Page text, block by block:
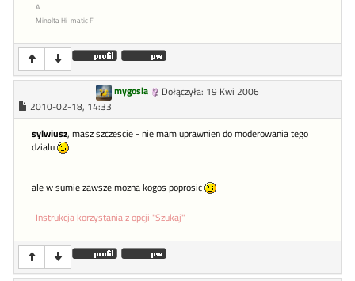
A
Minolta Hi-matic F
mygosia
Dołączyła: 19 Kwi 2006
2010-02-18, 14:33
sylwiusz, masz szczescie - nie mam uprawnien do moderowania tego
dzialu
ale w sumie zawsze mozna kogos poprosic
Instrukcja korzystania z opcji "Szukaj"